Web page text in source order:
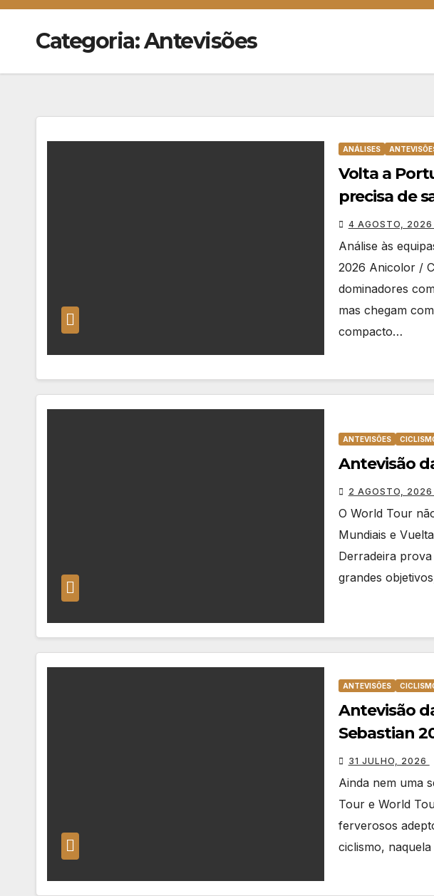
Categoria:Antevisões
ANÁLISES
Volta a
precisa de
e o percurso
4 AGOSTO, 2026
Análise às
2026 Anicolor /
dominadores
mas chegam
compacto…
ANTEVISÕES
Antevisão
2 AGOSTO, 2026
O World Tour
Mundiais e
Derradeira
grandes
ANTEVISÕES
Antevisão
Sebastian
31 JULHO, 2026
Ainda nem uma
Tour e World
ferverosos
ciclismo,